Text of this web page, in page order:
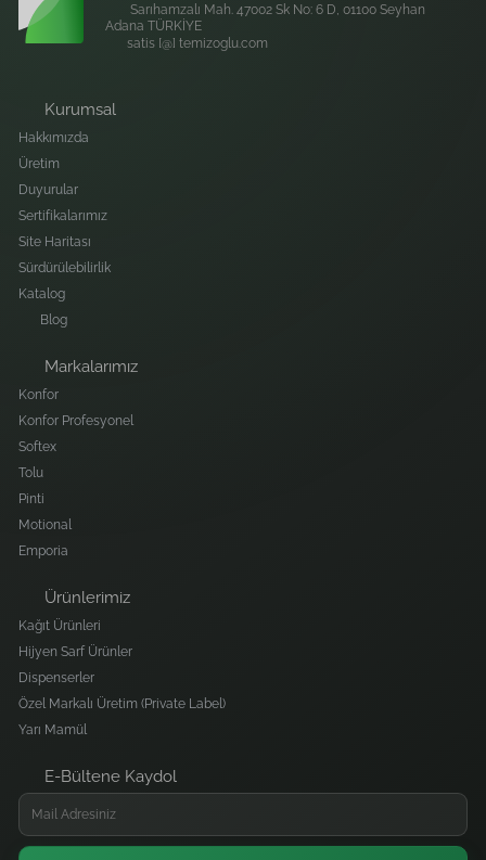
Sarıhamzalı Mah. 47002 Sk No: 6 D, 01100 Seyhan
Adana TÜRKİYE
satis [@] temizoglu.com
Kurumsal
Hakkımızda
Üretim
Duyurular
Sertifikalarımız
Site Haritası
Sürdürülebilirlik
Katalog
Blog
Markalarımız
Konfor
Konfor Profesyonel
Softex
Tolu
Pinti
Motional
Emporia
Ürünlerimiz
Kağıt Ürünleri
Hijyen Sarf Ürünler
Dispenserler
Özel Markalı Üretim (Private Label)
Yarı Mamül
E-Bültene Kaydol